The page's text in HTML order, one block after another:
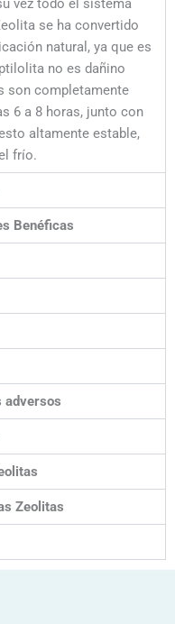
vez todo el sistema
se ha convertido
natural, ya que es
no es dañino
son completamente
6 a 8 horas, junto con
altamente estable,
frío.
Benéficas
adversos
Zeolitas